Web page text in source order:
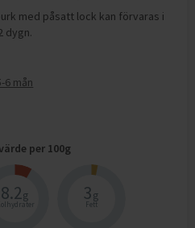
med påsatt lock kan förvaras i
dygn.
6 mån
per 100g
8.2g 3g
Fett